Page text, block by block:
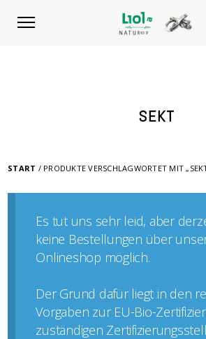
SEKT
START / PRODUKTE VERSCHLAGWORTET MIT
Es tut uns sehr leid, aber
keine Bestellungen über
Onlineshop möglich.
Der Grund dafür liegt in den
Vorgaben zur EU-Bio-
zuständigen